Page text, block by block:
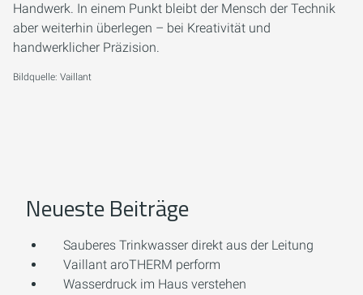
Handwerk. In einem Punkt bleibt der Mensch der Technik
aber weiterhin überlegen – bei Kreativität und
handwerklicher Präzision.
Bildquelle: Vaillant
Neueste Beiträge
Sauberes Trinkwasser direkt aus der Leitung
Vaillant aroTHERM perform
Wasserdruck im Haus verstehen